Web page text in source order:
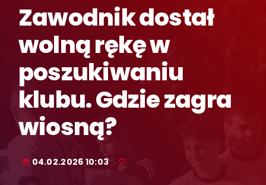
Zawodnik dostał
wolną rękę w
poszukiwaniu
klubu. Gdzie zagra
wiosną?
today 04.02.2026 10:03